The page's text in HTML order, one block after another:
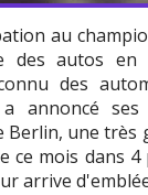
au
des autos
des
annoncé
une très
mois dans 4
arrive